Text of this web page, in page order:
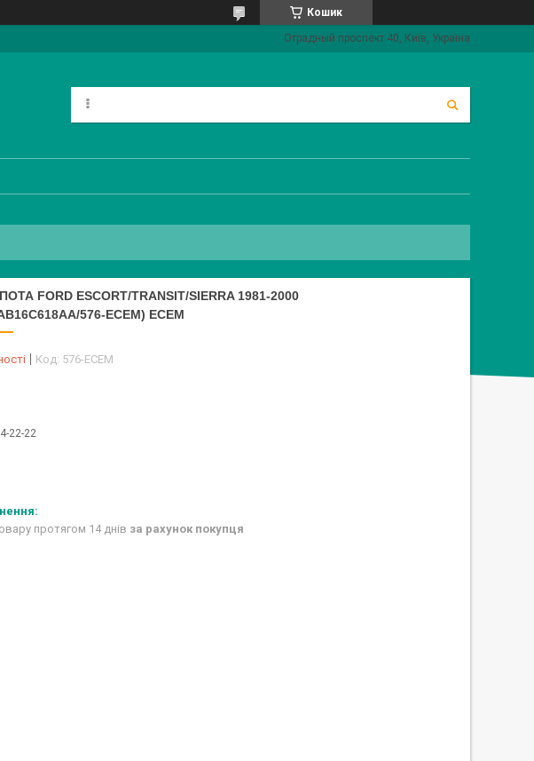
Кошик
Отрадный проспект 40, Київ, Україна
FORD ESCORT/TRANSIT/SIERRA 1981-2000
576-ECEM) ECEM
Код: 576-ECEM
22-22
протягом 14 днів за рахунок покупця